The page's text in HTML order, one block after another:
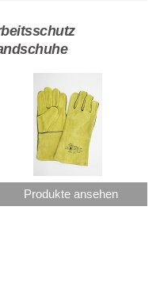
Produkte ansehen